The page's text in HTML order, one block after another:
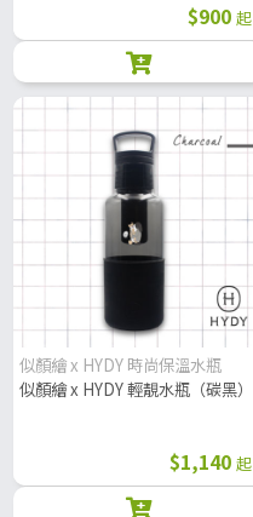
$900 起
似顏繪 x HYDY 時尚保溫水瓶
似顏繪 x HYDY 輕靚水瓶（碳黑）
$1,140 起